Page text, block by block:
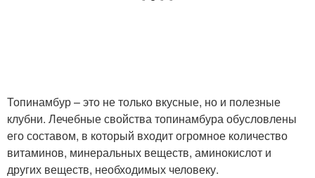
Топинамбур – это не только вкусные, но и полезные
клубни. Лечебные свойства топинамбура обусловлены
его составом, в который входит огромное количество
витаминов, минеральных веществ, аминокислот и
других веществ, необходимых человеку.